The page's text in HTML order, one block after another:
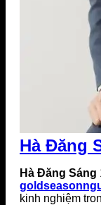
Hà Đăng
Hà Đăng Sáng
kinh nghiệm